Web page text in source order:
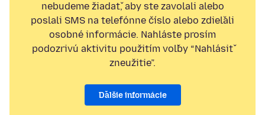
nebudeme žiadať, aby ste zavolali alebo
poslali SMS na telefónne číslo alebo zdieľali
osobné informácie. Nahláste prosím
podozrivú aktivitu použitím voľby “Nahlásiť
zneužitie”.
Ďalšie informácie